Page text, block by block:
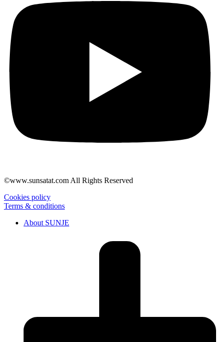
©www.sunsatat.com All Rights Reserved
Cookies policy
Terms & conditions
About SUNJE